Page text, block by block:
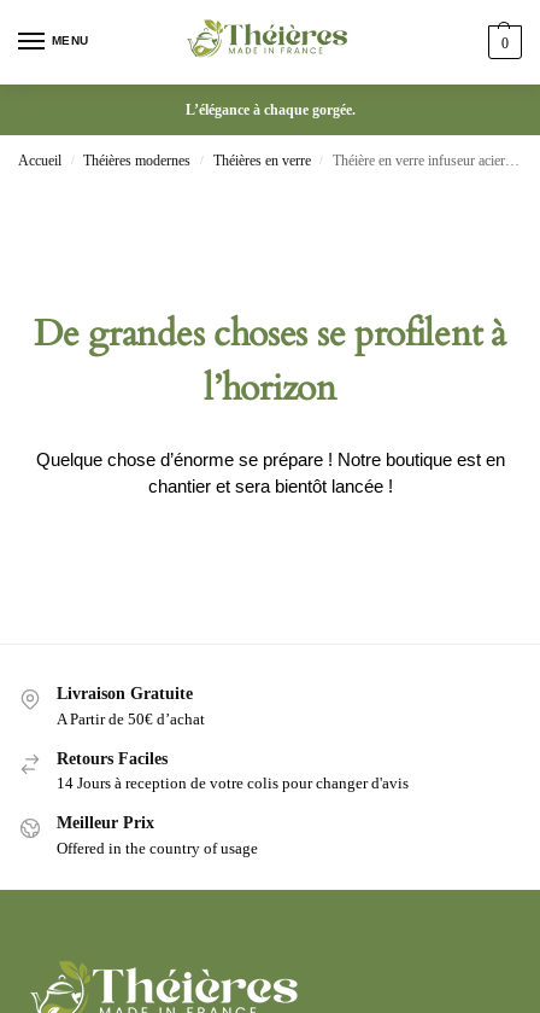
MENU 0
L’élégance à chaque gorgée.
Accueil / Théières modernes / Théières en verre / Théière en verre infuseur acier inoxydable
De grandes choses se profilent à
l’horizon
Quelque chose d’énorme se prépare ! Notre boutique est en
chantier et sera bientôt lancée !
Livraison Gratuite
A Partir de 50€ d’achat
Retours Faciles
14 Jours à reception de votre colis pour changer d'avis
Meilleur Prix
Offered in the country of usage